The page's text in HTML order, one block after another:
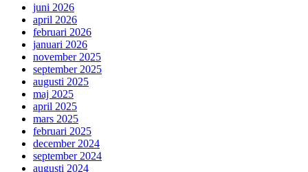
juni 2026
april 2026
februari 2026
januari 2026
november 2025
september 2025
augusti 2025
maj 2025
april 2025
mars 2025
februari 2025
december 2024
september 2024
augusti 2024